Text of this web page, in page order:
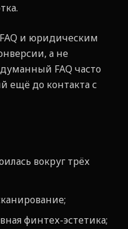
и юридическим
а не
FAQ часто
ещё до контакта с
вокруг трёх
финтех-эстетика;